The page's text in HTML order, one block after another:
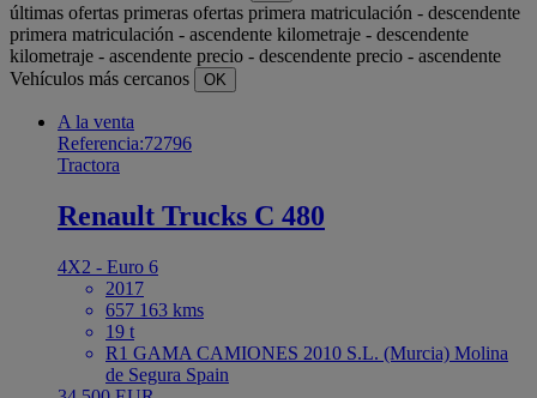
últimas ofertas primeras ofertas primera matriculación - descendente
primera matriculación - ascendente kilometraje - descendente
kilometraje - ascendente precio - descendente precio - ascendente
Vehículos más cercanos
OK
A la venta
Referencia:72796
Tractora
Renault Trucks C 480
4X2 - Euro 6
2017
657 163 kms
19 t
R1 GAMA CAMIONES 2010 S.L. (Murcia) Molina
de Segura Spain